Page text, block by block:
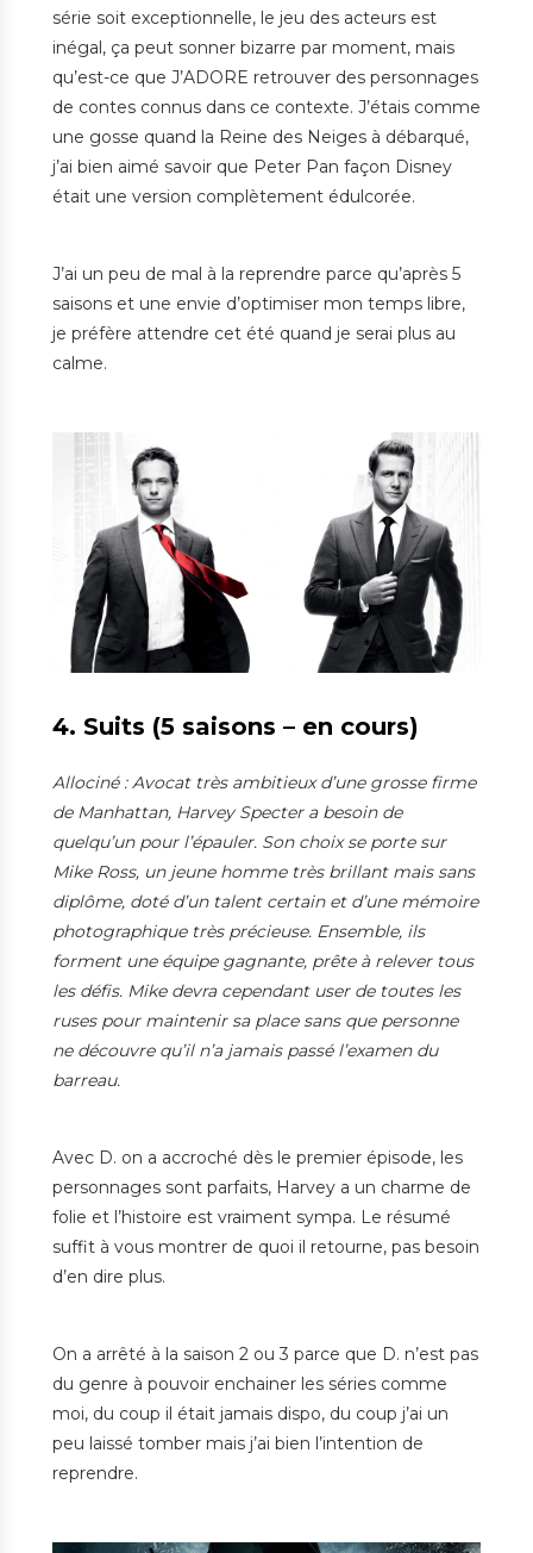
série soit exceptionnelle, le jeu des acteurs est
inégal, ça peut sonner bizarre par moment, mais
qu’est-ce que J’ADORE retrouver des personnages
de contes connus dans ce contexte. J’étais comme
une gosse quand la Reine des Neiges à débarqué,
j’ai bien aimé savoir que Peter Pan façon Disney
était une version complètement édulcorée.
J’ai un peu de mal à la reprendre parce qu’après 5
saisons et une envie d’optimiser mon temps libre,
je préfère attendre cet été quand je serai plus au
calme.
4. Suits (5 saisons – en cours)
Allociné : Avocat très ambitieux d’une grosse firme
de Manhattan, Harvey Specter a besoin de
quelqu’un pour l’épauler. Son choix se porte sur
Mike Ross, un jeune homme très brillant mais sans
diplôme, doté d’un talent certain et d’une mémoire
photographique très précieuse. Ensemble, ils
forment une équipe gagnante, prête à relever tous
les défis. Mike devra cependant user de toutes les
ruses pour maintenir sa place sans que personne
ne découvre qu’il n’a jamais passé l’examen du
barreau.
Avec D. on a accroché dès le premier épisode, les
personnages sont parfaits, Harvey a un charme de
folie et l’histoire est vraiment sympa. Le résumé
suffit à vous montrer de quoi il retourne, pas besoin
d’en dire plus.
On a arrêté à la saison 2 ou 3 parce que D. n’est pas
du genre à pouvoir enchainer les séries comme
moi, du coup il était jamais dispo, du coup j’ai un
peu laissé tomber mais j’ai bien l’intention de
reprendre.